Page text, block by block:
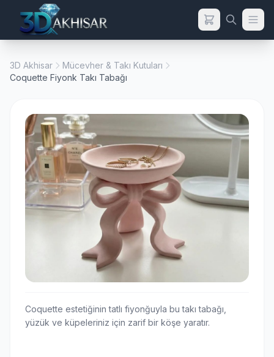
3D Akhisar
Mücevher & Takı Kutuları
Coquette Fiyonk Takı Tabağı
Coquette estetiğinin tatlı fiyonğuyla bu takı tabağı,
yüzük ve küpeleriniz için zarif bir köşe yaratır.